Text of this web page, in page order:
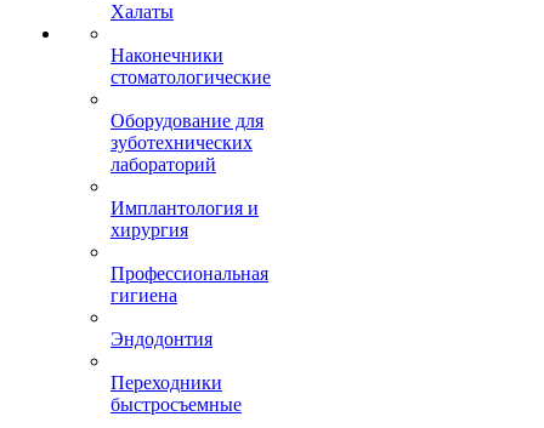
Халаты
Наконечники
стоматологические
Оборудование для
зуботехнических
лабораторий
Имплантология и
хирургия
Профессиональная
гигиена
Эндодонтия
Переходники
быстросъемные